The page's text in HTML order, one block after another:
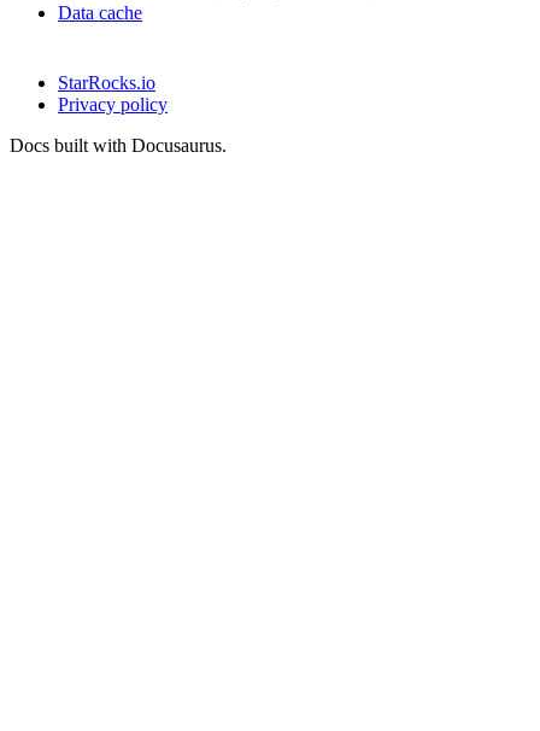
Data cache
StarRocks.io
Privacy policy
Docs built with Docusaurus.